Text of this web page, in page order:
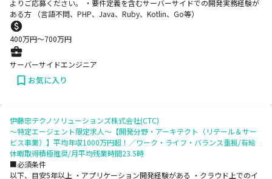
よりご応募ください。 ・要件定義を含むサーバーサイドでの開発実務経験が
ある方 （言語不問、PHP、Java、Ruby、Kotlin、Go等）
400万円〜700万円
サーバーサイドエンジニア
お気に入り
伊藤忠テクノソリューションズ株式会社(CTC)
～特定エージェント限定求人～【開発分野・アーキテクト（リテール＆サー
ビス事業）】平均年収1000万円超！／ワーク・ライフ・バランス重視/有給
休暇取得積極推奨/月平均残業時間23.5時
■必須条件
以下、目安5年以上 ・アプリケーション開発経験がある ・クラウド上でのイ